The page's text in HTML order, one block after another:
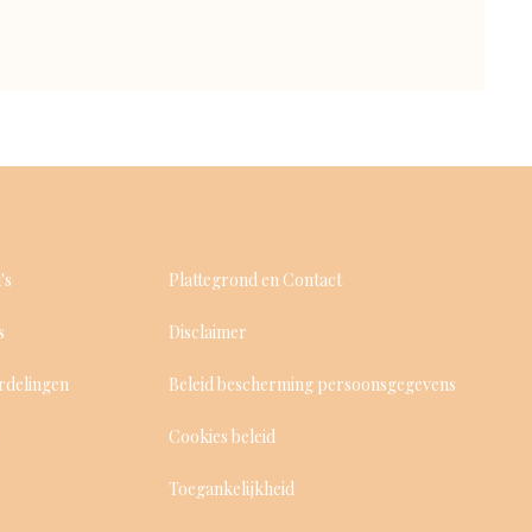
Plattegrond en Contact
Disclaimer
Beleid bescherming persoonsgegevens
Cookies beleid
Toegankelijkheid